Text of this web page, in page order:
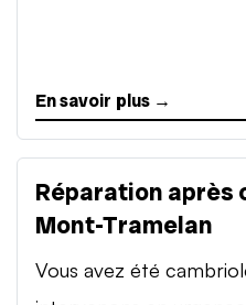
En savoir plus →
Réparation après
Mont-Tramelan
Vous avez été